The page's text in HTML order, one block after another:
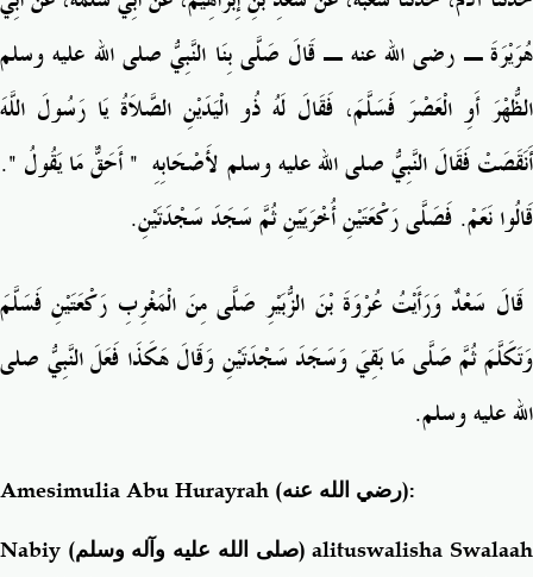
هُرَيْرَةَ ـ رضى الله عنه ـ قَالَ صَلَّى بِنَا النَّبِيُّ صلى الله عليه وسلم
الظُّهْرَ أَوِ الْعَصْرَ فَسَلَّمَ، فَقَالَ لَهُ ذُو الْيَدَيْنِ الصَّلاَةُ يَا رَسُولَ اللَّهَ
أَنَقَصَتْ فَقَالَ النَّبِيُّ صلى الله عليه وسلم لأَصْحَابِهِ ‏ "‏ أَحَقٌّ مَا يَقُولُ ‏ "
‏‏.‏
قَالُوا نَعَمْ‏.‏ فَصَلَّى رَكْعَتَيْنِ أُخْرَيَيْنِ ثُمَّ سَجَدَ سَجْدَتَيْنِ‏.
‏ قَالَ سَعْدٌ وَرَأَيْتُ عُرْوَةَ بْنَ الزُّبَيْرِ صَلَّى مِنَ الْمَغْرِبِ رَكْعَتَيْنِ فَسَلَّمَ
وَتَكَلَّمَ ثُمَّ صَلَّى مَا بَقِيَ وَسَجَدَ سَجْدَتَيْنِ وَقَالَ هَكَذَا فَعَلَ النَّبِيُّ صلى
الله عليه وسلم‏.‏
Amesimulia Abu Hurayrah (رضي الله عنه):
Nabiy (صلى الله عليه وآله وسلم) alituswalisha Swalaah